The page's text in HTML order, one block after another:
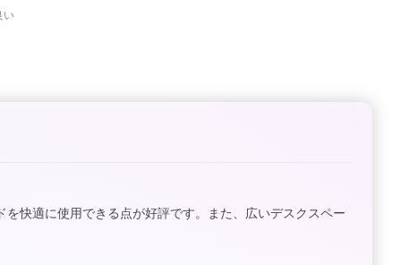
い
快適に使用できる点が好評です。また、広いデスクスペー